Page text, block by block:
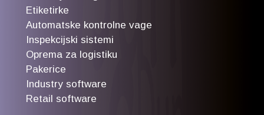
Etiketirke
Automatske kontrolne vage
Inspekcijski sistemi
Oprema za logistiku
Pakerice
Industry software
Retail software